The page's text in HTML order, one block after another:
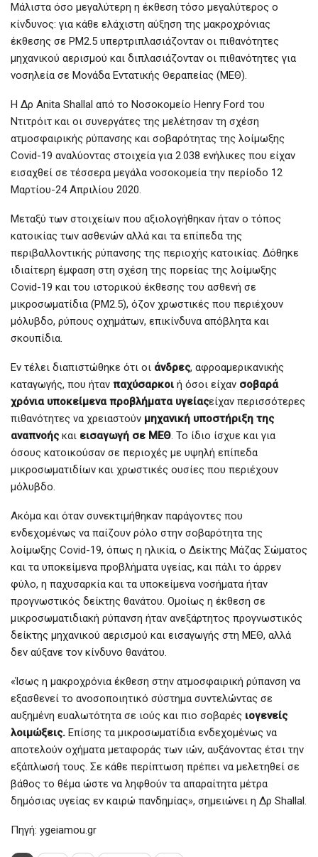
Μάλιστα όσο μεγαλύτερη η έκθεση τόσο μεγαλύτερος ο
κίνδυνος: για κάθε ελάχιστη αύξηση της μακροχρόνιας
έκθεσης σε PM2.5 υπερτριπλασιάζονταν οι πιθανότητες
μηχανικού αερισμού και διπλασιάζονταν οι πιθανότητες για
νοσηλεία σε Μονάδα Εντατικής Θεραπείας (ΜΕΘ).
Η Δρ Anita Shallal από το Νοσοκομείο Henry Ford του
Ντιτρόιτ και οι συνεργάτες της μελέτησαν τη σχέση
ατμοσφαιρικής ρύπανσης και σοβαρότητας της λοίμωξης
Covid-19 αναλύοντας στοιχεία για 2.038 ενήλικες που είχαν
εισαχθεί σε τέσσερα μεγάλα νοσοκομεία την περίοδο 12
Μαρτίου-24 Απριλίου 2020.
Μεταξύ των στοιχείων που αξιολογήθηκαν ήταν ο τόπος
κατοικίας των ασθενών αλλά και τα επίπεδα της
περιβαλλοντικής ρύπανσης της περιοχής κατοικίας. Δόθηκε
ιδιαίτερη έμφαση στη σχέση της πορείας της λοίμωξης
Covid-19 και του ιστορικού έκθεσης του ασθενή σε
μικροσωματίδια (PM2.5), όζον χρωστικές που περιέχουν
μόλυβδο, ρύπους οχημάτων, επικίνδυνα απόβλητα και
σκουπίδια.
Εν τέλει διαπιστώθηκε ότι οι άνδρες, αφροαμερικανικής
καταγωγής, που ήταν παχύσαρκοι ή όσοι είχαν σοβαρά
χρόνια υποκείμενα προβλήματα υγείαςείχαν περισσότερες
πιθανότητες να χρειαστούν μηχανική υποστήριξη της
αναπνοής και εισαγωγή σε ΜΕΘ. Το ίδιο ίσχυε και για
όσους κατοικούσαν σε περιοχές με υψηλή επίπεδα
μικροσωματιδίων και χρωστικές ουσίες που περιέχουν
μόλυβδο.
Ακόμα και όταν συνεκτιμήθηκαν παράγοντες που
ενδεχομένως να παίζουν ρόλο στην σοβαρότητα της
λοίμωξης Covid-19, όπως η ηλικία, ο Δείκτης Μάζας Σώματος
και τα υποκείμενα προβλήματα υγείας, και πάλι το άρρεν
φύλο, η παχυσαρκία και τα υποκείμενα νοσήματα ήταν
προγνωστικός δείκτης θανάτου. Ομοίως η έκθεση σε
μικροσωματιδιακή ρύπανση ήταν ανεξάρτητος προγνωστικός
δείκτης μηχανικού αερισμού και εισαγωγής στη ΜΕΘ, αλλά
δεν αύξανε τον κίνδυνο θανάτου.
«Ίσως η μακροχρόνια έκθεση στην ατμοσφαιρική ρύπανση να
εξασθενεί το ανοσοποιητικό σύστημα συντελώντας σε
αυξημένη ευαλωτότητα σε ιούς και πιο σοβαρές ιογενείς
λοιμώξεις. Επίσης τα μικροσωματίδια ενδεχομένως να
αποτελούν οχήματα μεταφοράς των ιών, αυξάνοντας έτσι την
εξάπλωσή τους. Σε κάθε περίπτωση πρέπει να μελετηθεί σε
βάθος το θέμα ώστε να ληφθούν τα απαραίτητα μέτρα
δημόσιας υγείας εν καιρώ πανδημίας», σημειώνει η Δρ Shallal.
Πηγή: ygeiamou.gr